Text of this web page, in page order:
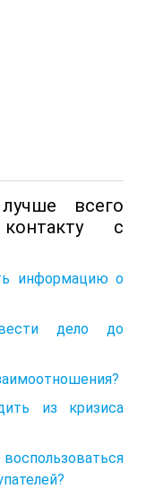
всего
с
информацию о
дело до
из кризиса